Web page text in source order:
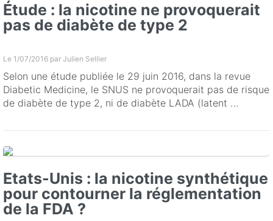
Étude : la nicotine ne provoquerait
pas de diabète de type 2
Le 1/07/2016 par Julien Sellier
Selon une étude publiée le 29 juin 2016, dans la revue
Diabetic Medicine, le SNUS ne provoquerait pas de risque
de diabète de type 2, ni de diabète LADA (latent …
Etats-Unis : la nicotine synthétique
pour contourner la réglementation
de la FDA ?